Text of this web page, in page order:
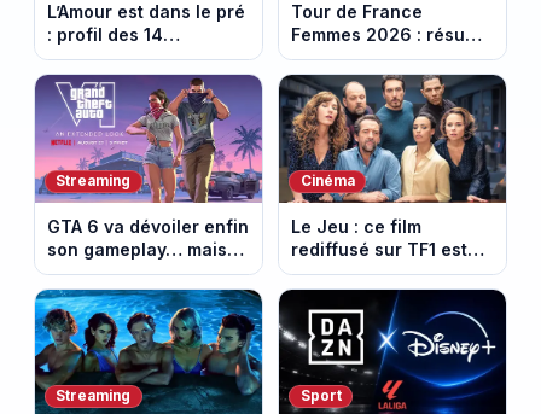
L’Amour est dans le pré
: profil des 14
agriculteurs, speed
dating inédit et de
nouvelles histoires
d’amour
Tour de France
Femmes 2026 : résumé
vidéo de la 6e étape
entre Montbrison et
Tournon-sur-Rhône
Streaming
GTA 6 va dévoiler enfin
son gameplay… mais
d’abord sur Netflix
Cinéma
Le Jeu : ce film
rediffusé sur TF1 est
adapté d’un succès
italien devenu un
phénomène mondial
Streaming Sport